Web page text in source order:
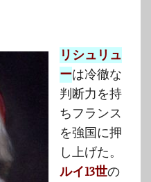
リシュリュ
ーは冷徹な
判断力を持
ちフランス
を強国に押
し上げた。
ルイ13世の